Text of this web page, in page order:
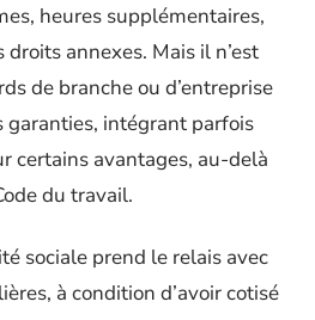
heures supplémentaires,
annexes. Mais il n’est
de branche ou d’entreprise
garanties, intégrant parfois
certains avantages, au-delà
du travail.
sociale prend le relais avec
à condition d’avoir cotisé